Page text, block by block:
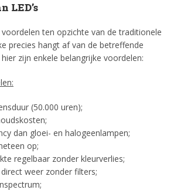
LED’s
voordelen ten opzichte van de traditionele
precies hangt af van de betreffende
zijn enkele belangrijke voordelen:
(50.000 uren);
dan gloei- en halogeenlampen;
op;
regelbaar zonder kleurverlies;
weer zonder filters;